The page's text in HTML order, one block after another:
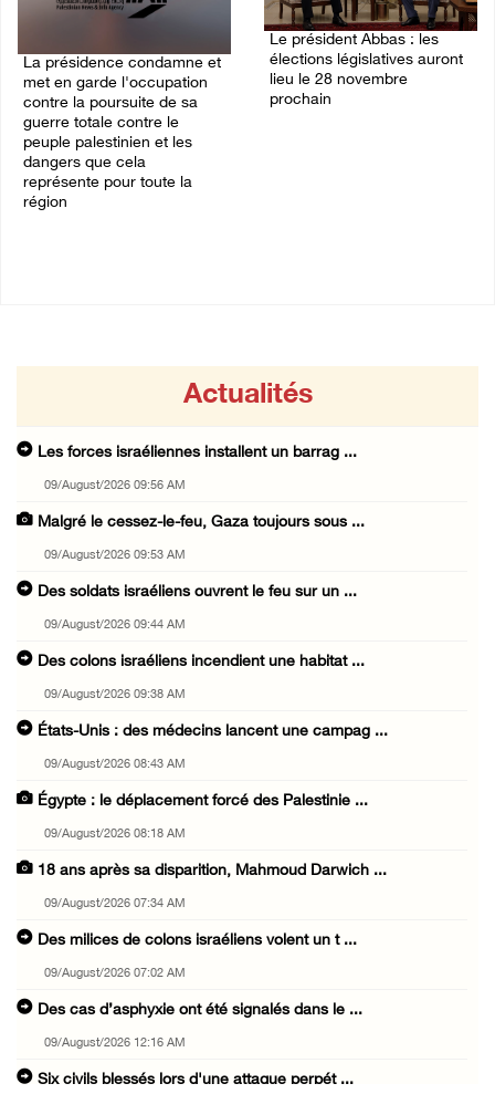
La présidence condamne et
met en garde l'occupation
contre la poursuite de sa
guerre totale contre le
peuple palestinien et les
dangers que cela
représente pour toute la
région
Le président Abbas : les
élections législatives auront
lieu le 28 novembre
prochain
Actualités
Les forces israéliennes installent un barrag ...
09/August/2026 09:56 AM
Malgré le cessez-le-feu, Gaza toujours sous ...
09/August/2026 09:53 AM
Des soldats israéliens ouvrent le feu sur un ...
09/August/2026 09:44 AM
Des colons israéliens incendient une habitat ...
09/August/2026 09:38 AM
États-Unis : des médecins lancent une campag ...
09/August/2026 08:43 AM
Égypte : le déplacement forcé des Palestinie ...
09/August/2026 08:18 AM
18 ans après sa disparition, Mahmoud Darwich ...
09/August/2026 07:34 AM
Des milices de colons israéliens volent un t ...
09/August/2026 07:02 AM
Des cas d’asphyxie ont été signalés dans le ...
09/August/2026 12:16 AM
Six civils blessés lors d'une attaque perpét ...